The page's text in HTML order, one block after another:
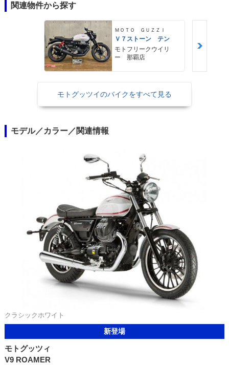
で欧州排ガス規制のユーロ5に適合するとともにマイナーチェンジを受
け、新しいシートの採用などの仕様変更も受けた。
関連物件から探す
ＭＯＴＯ ＧＵＺＺＩ
Ｖ７ストーン テン
モトフリークウイリ
ー 那覇店
モトグッツイのバイクをすべて見る
モデル／カラー／関連情報
クラシックホワイト
新登場
モトグッツィ
V9 ROAMER